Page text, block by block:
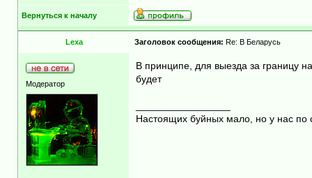
Вернуться к началу
Lexa Заголовок сообщения: Re: В Беларусь
Модератор
В принципе, для выезда за границу
будет
Настоящих буйных мало, но у нас по